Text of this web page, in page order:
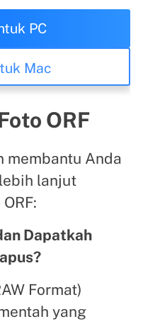
PC
Mac
ORF
membantu Anda
lanjut
Dapatkah
Format)
yang